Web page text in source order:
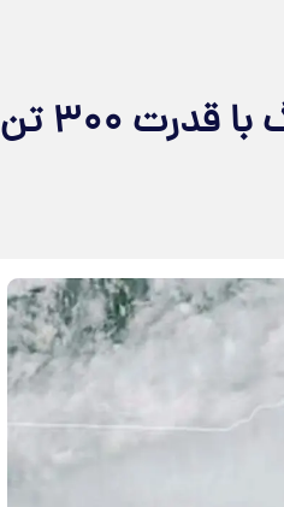
وحشت در آسمان شهر؛ انفجار شهاب‌سنگ با قدرت ۳۰۰ تن